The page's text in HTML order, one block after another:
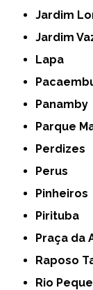
Jardim
Jardim
Lapa
Panamby
Parque
Perdizes
Perus
Pinheiros
Pirituba
Praça da
Raposo
Rio